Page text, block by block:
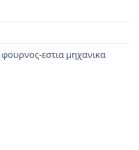
φουρνος-εστια μηχανικα